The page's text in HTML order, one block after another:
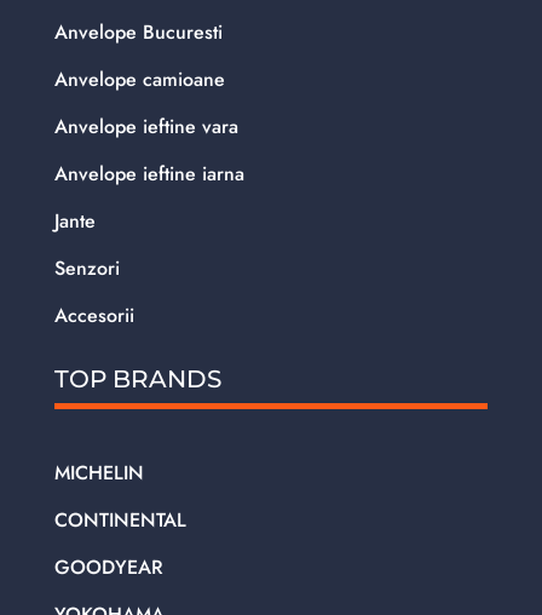
Anvelope Bucuresti
Anvelope camioane
Anvelope ieftine vara
Anvelope ieftine iarna
Jante
Senzori
Accesorii
TOP BRANDS
MICHELIN
CONTINENTAL
GOODYEAR